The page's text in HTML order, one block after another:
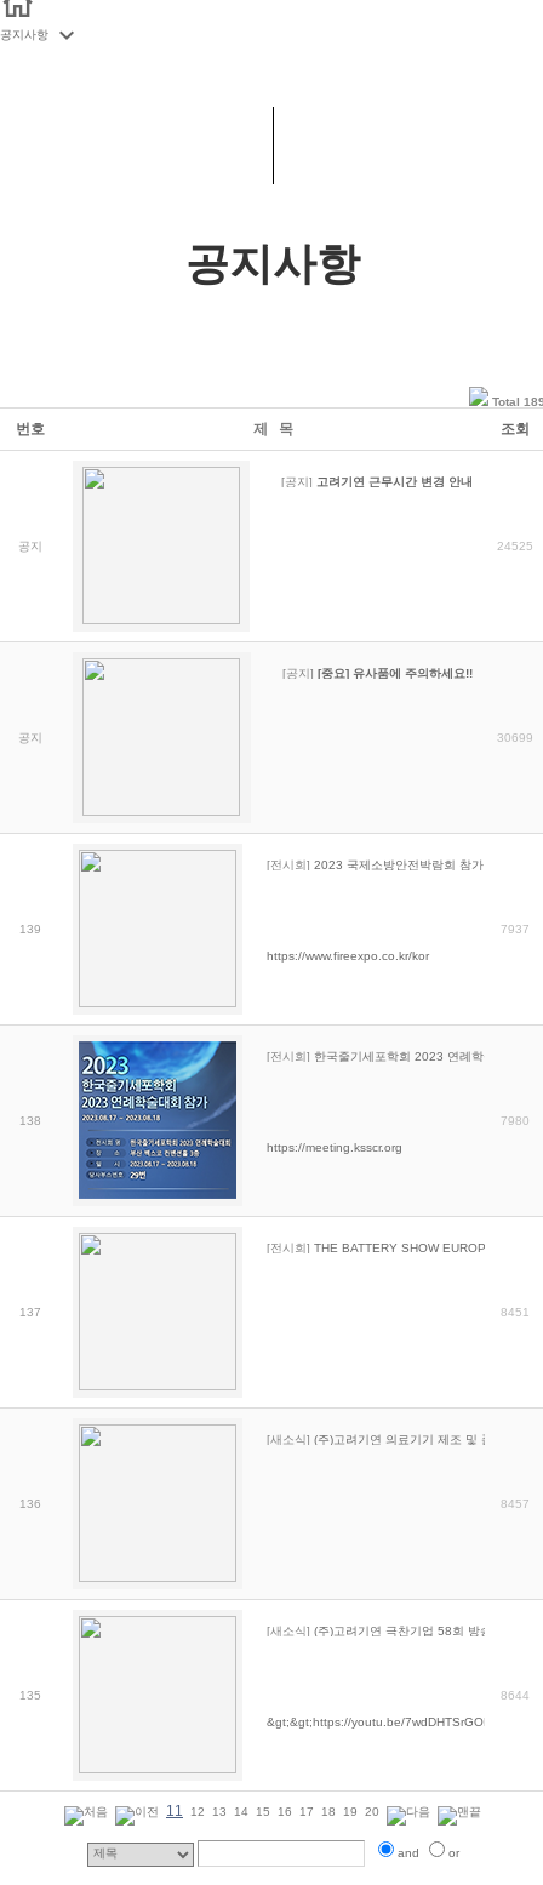
공지사항 
공지사항
Total
번호 제 목 조회
공지
[공지] 고려기연 근무시간 변경 안내
24525
공지
[공지] [중요] 유사품에 주의하세요!!
30699
139
[전시회] 2023 국제소방안전박람회 참가
https://www.fireexpo.co.kr/kor
7937
138
[전시회] 한국줄기세포학회 2023 연례학술대회 참
https://meeting.ksscr.org
7980
137
[전시회] THE BATTERY SHOW EUROPE 전시회
8451
136
[새소식] (주)고려기연 의료기기 제조 및 품질관리
8457
135
[새소식] (주)고려기연 극찬기업 58회 방송!!
&gt;&gt;https://youtu.be/7wdDHTSrGOM
8644
11 12 13 14 15 16 17 18 19 20
and or